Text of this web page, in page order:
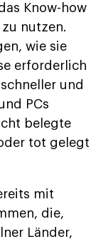
Know-how
nutzen.
wie sie
erforderlich
und
PCs
belegte
tot gelegt
mit
die,
Länder,